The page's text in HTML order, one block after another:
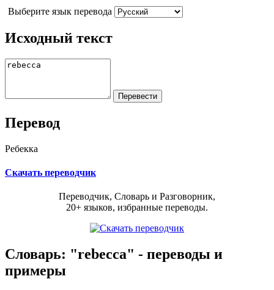
Выберите язык перевода
Исходный текст
Перевод
Ребекка
Скачать переводчик
Переводчик, Словарь и Разговорник,
20+ языков, избранные переводы.
Словарь: "rebecca" - переводы и
примеры